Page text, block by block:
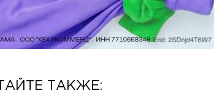
ТАКЖЕ: